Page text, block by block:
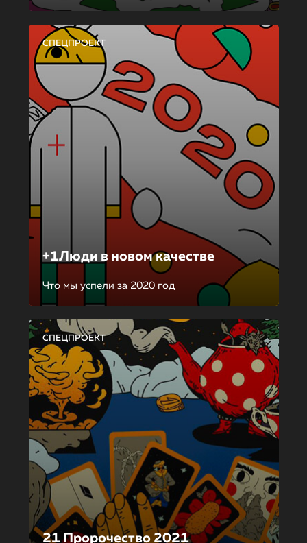
СПЕЦПРОЕКТ
+1Люди в новом качестве
Что мы успели за 2020 год
СПЕЦПРОЕКТ
21 Пророчество 2021